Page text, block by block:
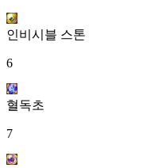
인비시블 스톤
6
혈독초
7